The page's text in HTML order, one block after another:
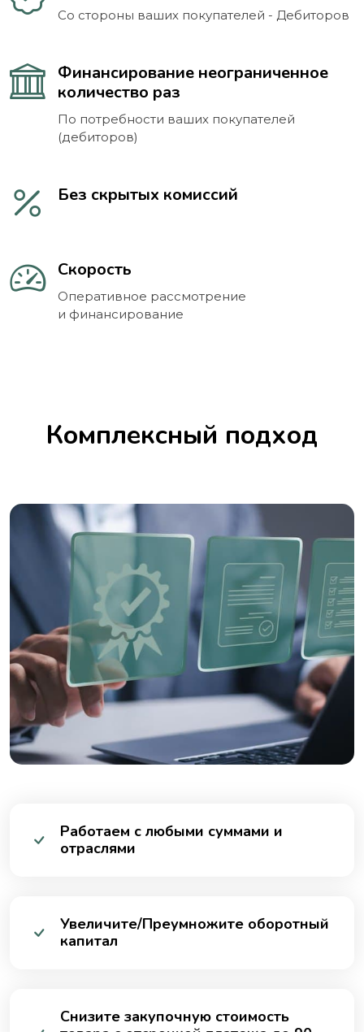
Со стороны ваших покупателей - Дебиторов
Финансирование неограниченное
количество раз
По потребности ваших покупателей
(дебиторов)
Без скрытых комиссий
Скорость
Оперативное рассмотрение
и финансирование
Комплексный подход
Работаем с любыми суммами и
отраслями
Увеличите/Преумножите оборотный
капитал
Снизите закупочную стоимость